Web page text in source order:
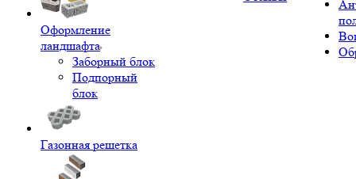
Оформление
ландшафта
Заборный блок
Подпорный
блок
Газонная решетка